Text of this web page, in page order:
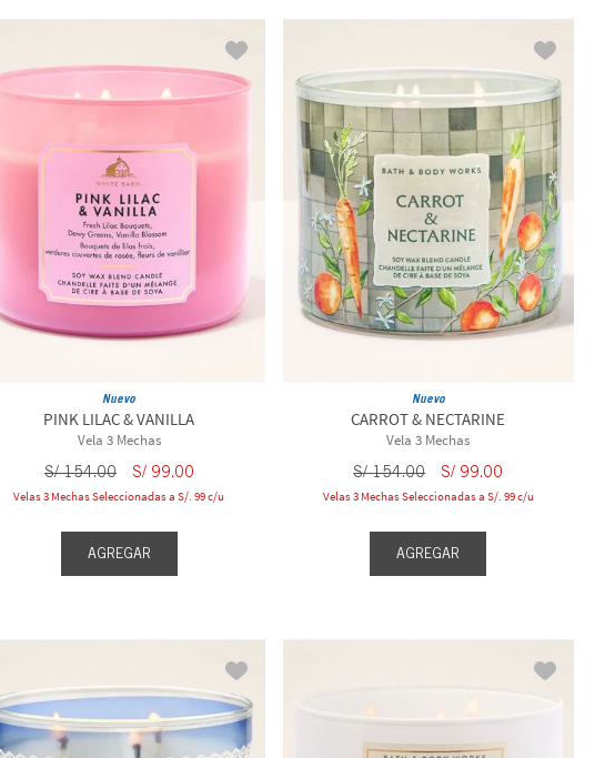
Nuevo
PINK LILAC & VANILLA
Vela 3 Mechas
S/ 154.00 S/ 99.00
Velas 3 Mechas Seleccionadas a S/. 99 c/u
AGREGAR
Nuevo
CARROT & NECTARINE
Vela 3 Mechas
S/ 154.00 S/ 99.00
Velas 3 Mechas Seleccionadas a S/. 99 c/u
AGREGAR